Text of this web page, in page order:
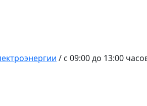
/ с 09:00 до 13:00